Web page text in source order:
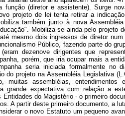
função (diretor e assistente). Surge
projeto de lei tenta retirar a
também junto à nova
Mobiliza-se ainda pelo projeto
mesmo dois ingressos de diretor
Público, fazendo parte do
dezenove dirigentes que
porém, que iria ocupar mais a
seria iniciada formalmente no
do projeto na Assembléia Legislativa
muitas assembléias, entendimentos
grande expectativa com relação a
Entidades do Magistério - o primeiro
A partir deste primeiro documento, a
o novo Estatuto um pequeno